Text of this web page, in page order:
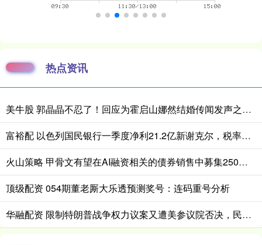
热点资讯
美牛股 郭晶晶不忍了！回应为霍启山娜然结婚传闻发声之事，我们都被骗了
富裕配 以色列国民银行一季度净利21.2亿新谢克尔，税率上升与降息拖累业绩
火山策略 甲骨文有望在AI融资相关的债券销售中募集250亿美元
顶级配资 054期董老厮大乐透预测奖号：连码重号分析
华融配资 限制特朗普战争权力议案又遭美参议院否决，民主党表示将“屡败屡战”